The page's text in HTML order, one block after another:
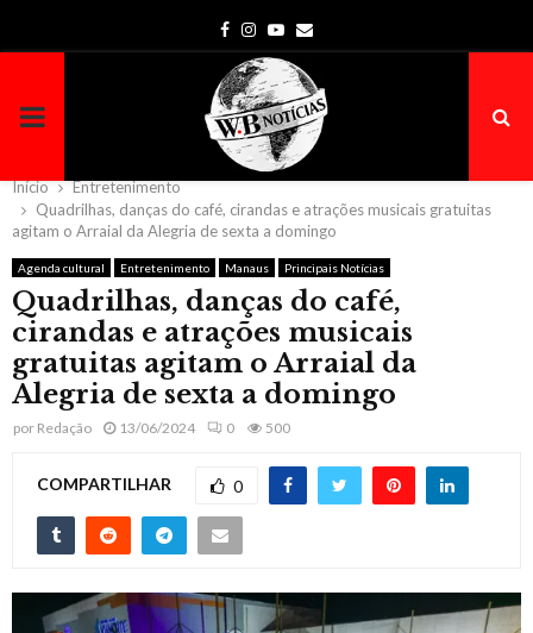
Facebook
Instagram
Youtube
Email
PRIMARY
MENU
Início
Entretenimento
Quadrilhas, danças do café, cirandas e atrações musicais gratuitas
agitam o Arraial da Alegria de sexta a domingo
Agenda cultural Entretenimento Manaus Principais Notícias
Quadrilhas, danças do café,
cirandas e atrações musicais
gratuitas agitam o Arraial da
Alegria de sexta a domingo
por Redação 13/06/2024 0 500
COMPARTILHAR 0